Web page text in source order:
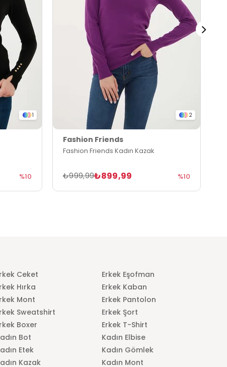
1
%10
2
Fashion Friends
Fashion Friends Kadın Kazak
₺899,99
₺999,99 %10
Ceket
Erkek Eşofman
Hırka
Erkek Kaban
Mont
Erkek Pantolon
Sweatshirt
Erkek Şort
Boxer
Erkek T-Shirt
Bot
Kadın Elbise
Etek
Kadın Gömlek
Kazak
Kadın Mont